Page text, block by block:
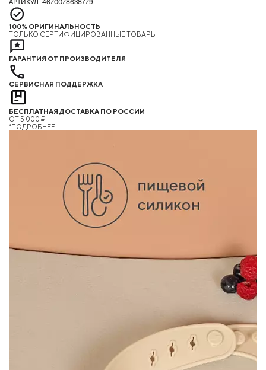
АРТИКУЛ: 4670078638779
100% ОРИГИНАЛЬНОСТЬ
ТОЛЬКО СЕРТИФИЦИРОВАННЫЕ ТОВАРЫ
ГАРАНТИЯ ОТ ПРОИЗВОДИТЕЛЯ
СЕРВИСНАЯ ПОДДЕРЖКА
БЕСПЛАТНАЯ ДОСТАВКА ПО РОССИИ
ОТ 5 000 ₽
*ПОДРОБНЕЕ